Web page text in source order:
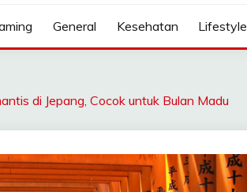
General Kesehatan Lifestyle
di Jepang, Cocok untuk Bulan Madu